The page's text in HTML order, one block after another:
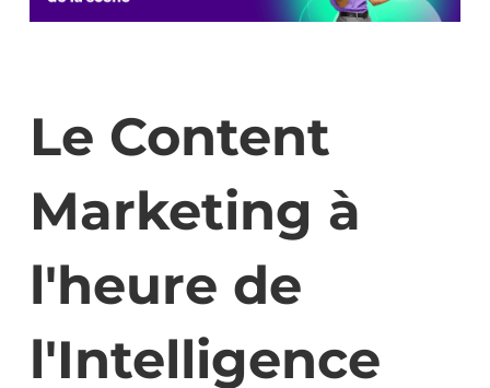
Le Content
Marketing à
l'heure de
l'Intelligence